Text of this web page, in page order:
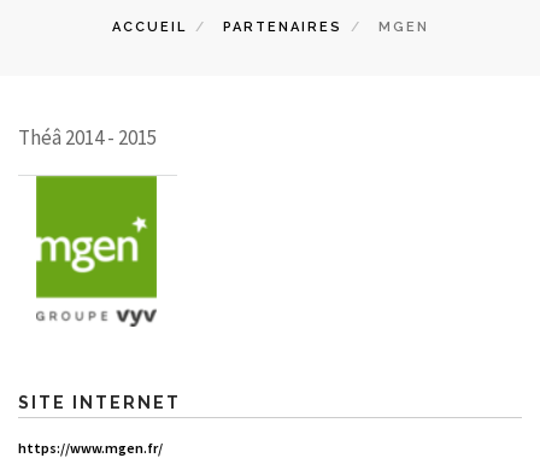
CONTACT
ACCUEIL PARTENAIRES MGEN
Théâ 2014 - 2015
SITE INTERNET
https://www.mgen.fr/